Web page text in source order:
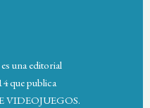
una editorial
que publica
VIDEOJUEGOS.